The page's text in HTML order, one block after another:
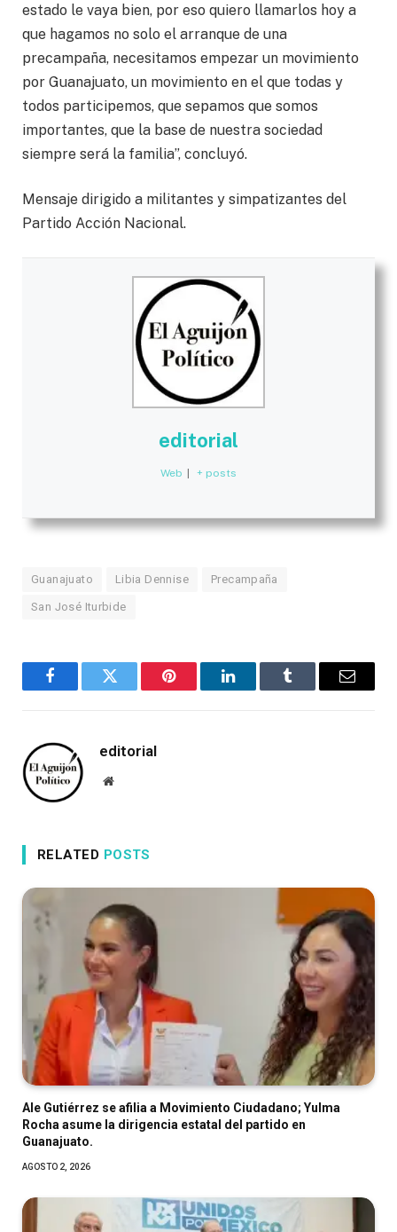
estado le vaya bien, por eso quiero llamarlos hoy a
que hagamos no solo el arranque de una
precampaña, necesitamos empezar un movimiento
por Guanajuato, un movimiento en el que todas y
todos participemos, que sepamos que somos
importantes, que la base de nuestra sociedad
siempre será la familia”, concluyó.
Mensaje dirigido a militantes y simpatizantes del
Partido Acción Nacional.
editorial
Web | + posts
Guanajuato Libia Dennise Precampaña
San José Iturbide
FacebookTwitter Pinterest LinkedInTumblr Email
editorial
Website
RELATED POSTS
Ale Gutiérrez se afilia a Movimiento Ciudadano; Yulma
Rocha asume la dirigencia estatal del partido en
Guanajuato.
AGOSTO 2, 2026